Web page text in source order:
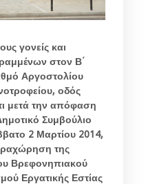
γονείς και
στον Β΄
Αργοστολίου
οδός
μετά την απόφαση
Συμβούλιο
2 Μαρτίου 2014,
της
Βρεφονηπιακού
Εργατικής Εστίας